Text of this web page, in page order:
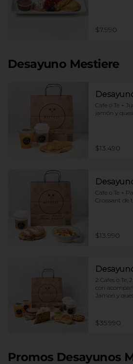
$7.990
Desayuno Mestiere
Cafe o Te +
jamón y
$13.490
Cafe o Te +
Croissant de
$13.990
2 Cafes o Te,
con
Jamon y
$35.990
Promos Desayunos